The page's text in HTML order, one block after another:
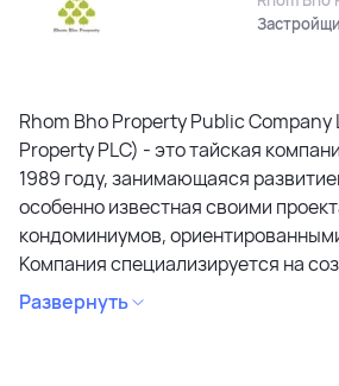
Rhom Bho Property Public
Property PLC) - это тайская
1989 году, занимающаяся
особенно известная своими
кондоминиумов,
Компания специализируется на
кондоминиумов в привлекательных
особое внимание дизайну,
Развернуть